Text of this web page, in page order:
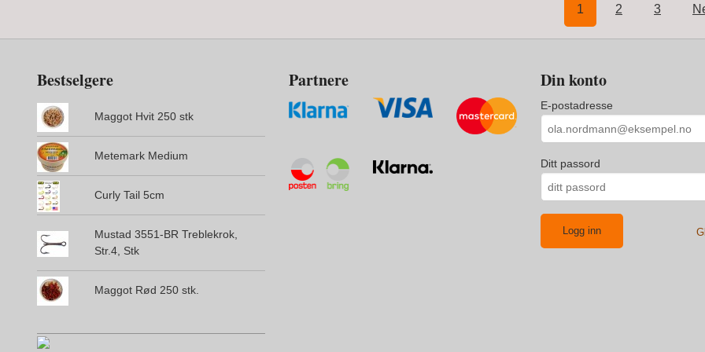
1 2 3
Bestselgere
Maggot Hvit 250 stk
Metemark Medium
Curly Tail 5cm
Mustad 3551-BR Treblekrok,
Str.4, Stk
Maggot Rød 250 stk.
Partnere Din konto
E-postadresse
Ditt passord